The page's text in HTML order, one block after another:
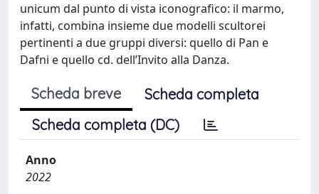
unicum dal punto di vista iconografico: il marmo,
infatti, combina insieme due modelli scultorei
pertinenti a due gruppi diversi: quello di Pan e
Dafni e quello cd. dell’Invito alla Danza.
Scheda breve
Scheda completa
Scheda completa (DC)
Anno
2022